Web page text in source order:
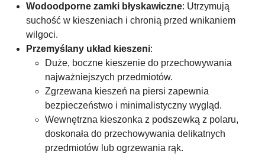
Wodoodporne zamki błyskawiczne: Utrzymują
suchość w kieszeniach i chronią przed wnikaniem
wilgoci.
Przemyślany układ kieszeni:
Duże, boczne kieszenie do przechowywania
najważniejszych przedmiotów.
Zgrzewana kieszeń na piersi zapewnia
bezpieczeństwo i minimalistyczny wygląd.
Wewnętrzna kieszonka z podszewką z polaru,
doskonała do przechowywania delikatnych
przedmiotów lub ogrzewania rąk.